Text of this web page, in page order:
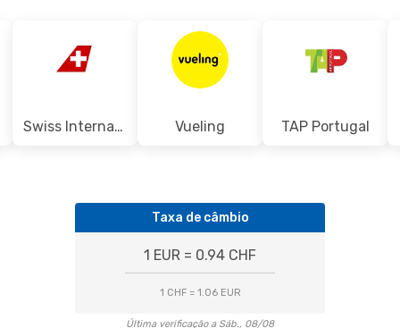
Swiss International Air Lines Vueling TAP Portugal
Taxa de câmbio
1 EUR = 0.94 CHF
1 CHF = 1.06 EUR
Última verificação a Sáb., 08/08